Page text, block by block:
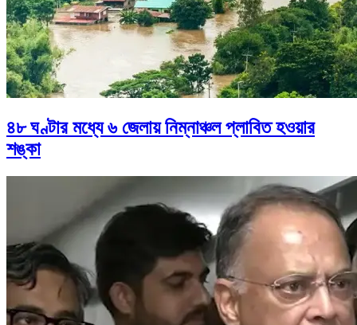
৪৮ ঘণ্টার মধ্যে ৬ জেলায় নিম্নাঞ্চল প্লাবিত হওয়ার
শঙ্কা